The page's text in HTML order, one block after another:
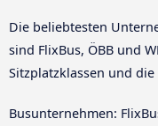
Die beliebtesten
sind FlixBus, ÖBB und
Sitzplatzklassen und
Busunternehmen: